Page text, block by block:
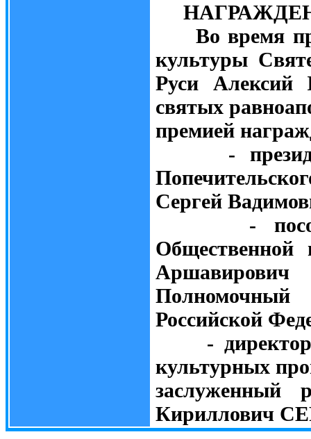
Во время
культуры
Руси
святых
премией
-
Сергей
- посол
Общественной
Российской
- директор
культурных
заслуженный
Кириллович